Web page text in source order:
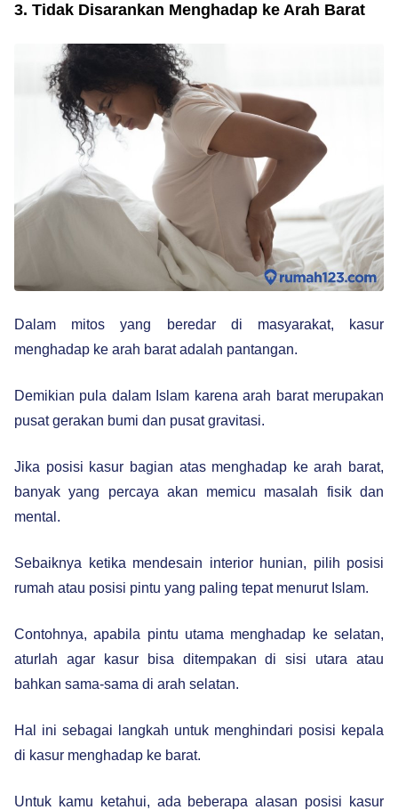
3. Tidak Disarankan Menghadap ke Arah Barat
Dalam mitos yang beredar di masyarakat, kasur
menghadap ke arah barat adalah pantangan.
Demikian pula dalam Islam karena arah barat merupakan
pusat gerakan bumi dan pusat gravitasi.
Jika posisi kasur bagian atas menghadap ke arah barat,
banyak yang percaya akan memicu masalah fisik dan
mental.
Sebaiknya ketika mendesain interior hunian, pilih posisi
rumah atau posisi pintu yang paling tepat menurut Islam.
Contohnya, apabila pintu utama menghadap ke selatan,
aturlah agar kasur bisa ditempakan di sisi utara atau
bahkan sama-sama di arah selatan.
Hal ini sebagai langkah untuk menghindari posisi kepala
di kasur menghadap ke barat.
Untuk kamu ketahui, ada beberapa alasan posisi kasur